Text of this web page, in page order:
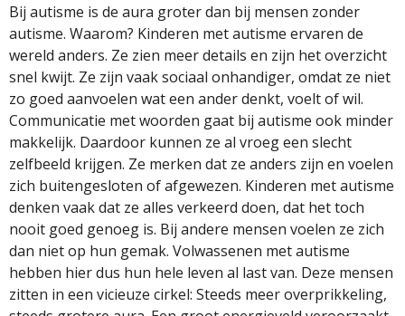
Bij autisme is de aura groter dan bij mensen zonder
autisme. Waarom? Kinderen met autisme ervaren de
wereld anders. Ze zien meer details en zijn het overzicht
snel kwijt. Ze zijn vaak sociaal onhandiger, omdat ze niet
zo goed aanvoelen wat een ander denkt, voelt of wil.
Communicatie met woorden gaat bij autisme ook minder
makkelijk. Daardoor kunnen ze al vroeg een slecht
zelfbeeld krijgen. Ze merken dat ze anders zijn en voelen
zich buitengesloten of afgewezen. Kinderen met autisme
denken vaak dat ze alles verkeerd doen, dat het toch
nooit goed genoeg is. Bij andere mensen voelen ze zich
dan niet op hun gemak. Volwassenen met autisme
hebben hier dus hun hele leven al last van. Deze mensen
zitten in een vicieuze cirkel: Steeds meer overprikkeling,